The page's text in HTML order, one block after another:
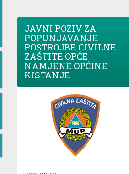
JAVNI POZIV ZA
POPUNJAVANJE
POSTROJBE CIVILNE
ZAŠTITE OPĆE
NAMJENE OPĆINE
KISTANJE